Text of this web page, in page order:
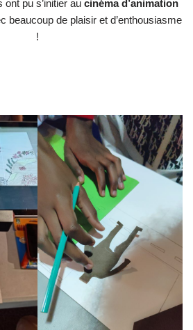
ont pu s’initier au cinéma d’animation
beaucoup de plaisir et d’enthousiasme
!